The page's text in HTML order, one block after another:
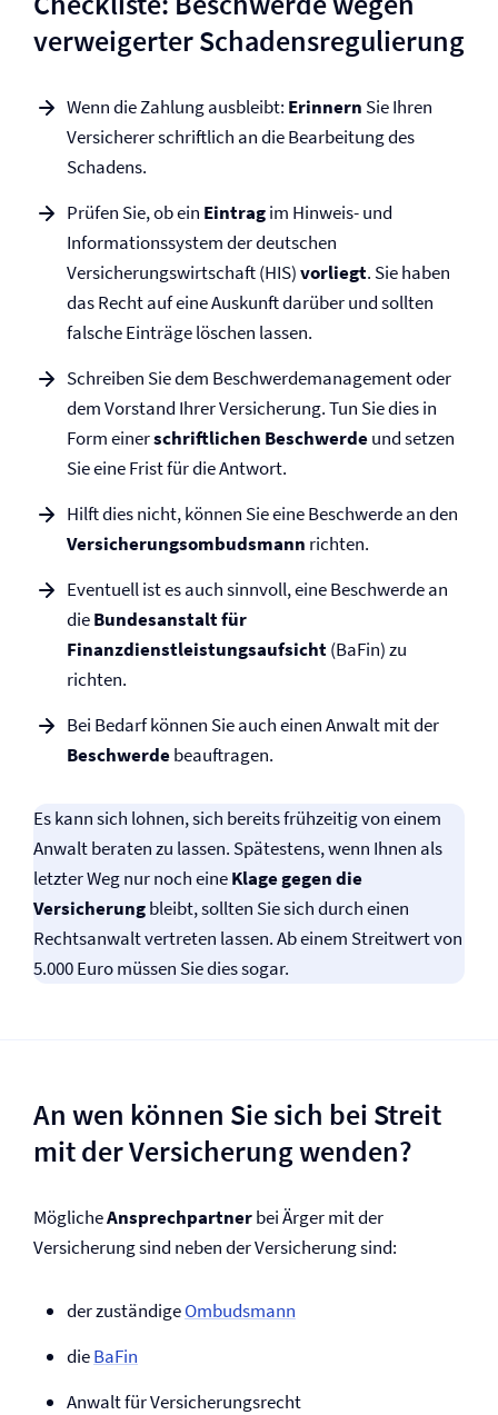
verweigerter Schadensregulierung
Wenn die Zahlung ausbleibt: Erinnern Sie Ihren
Versicherer schriftlich an die Bearbeitung des
Schadens.
Prüfen Sie, ob ein Eintragim Hinweis- und
Informationssystem der deutschen
Versicherungswirtschaft (HIS)vorliegt. Sie haben
das Recht auf eine Auskunft darüber und sollten
falsche Einträge löschen lassen.
Schreiben Sie dem Beschwerde­management oder
dem Vorstand Ihrer Versicherung. Tun Sie dies in
Form einerschriftlichen Beschwerdeund setzen
Sie eine Frist für die Antwort.
Hilft dies nicht, können Sie eine Beschwerde an den
Versicherungs­ombudsmann richten.
Eventuell ist es auch sinnvoll, eine Beschwerde an
dieBundesanstalt für
Finanzdienstleistungsaufsicht(BaFin) zu
richten.
Bei Bedarf können Sie auch einen Anwalt mit der
Beschwerdebeauftragen.
Es kann sich lohnen, sich bereits frühzeitig von einem
Anwalt beraten zu lassen. Spätestens, wenn Ihnen als
letzter Weg nur noch eineKlage gegen die
Versicherungbleibt, sollten Sie sich durch einen
Rechtsanwalt vertreten lassen. Ab einem Streitwert von
5.000 Euro müssen Sie dies sogar.
An wen können Sie sich bei Streit
mit der Versicherung wenden?
MöglicheAnsprechpartnerbei Ärger mit der
Versicherung sind neben der Versicherung sind:
der zuständigeOmbudsmann
dieBaFin
Anwalt für Versicherungs­recht